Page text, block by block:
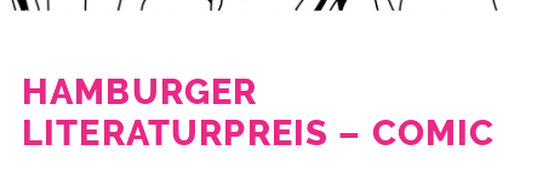
HAMBURGER
LITERATURPREIS – COMIC